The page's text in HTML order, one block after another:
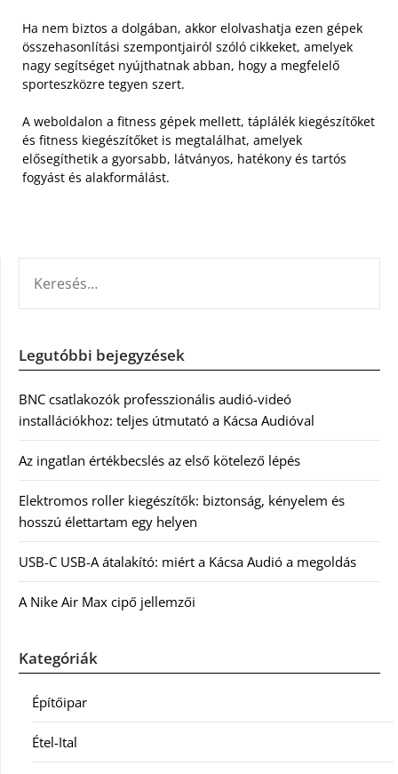
Ha nem biztos a dolgában, akkor elolvashatja ezen gépek
összehasonlítási szempontjairól szóló cikkeket, amelyek
nagy segítséget nyújthatnak abban, hogy a megfelelő
sporteszközre tegyen szert.
A weboldalon a fitness gépek mellett, táplálék kiegészítőket
és fitness kiegészítőket is megtalálhat, amelyek
elősegíthetik a gyorsabb, látványos, hatékony és tartós
fogyást és alakformálást.
Legutóbbi bejegyzések
BNC csatlakozók professzionális audió-videó
installációkhoz: teljes útmutató a Kácsa Audióval
Az ingatlan értékbecslés az első kötelező lépés
Elektromos roller kiegészítők: biztonság, kényelem és
hosszú élettartam egy helyen
USB-C USB-A átalakító: miért a Kácsa Audió a megoldás
A Nike Air Max cipő jellemzői
Kategóriák
Építőipar
Étel-Ital